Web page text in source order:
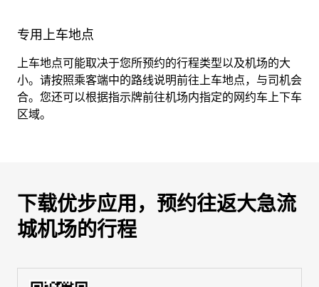
专用上车地点
上车地点可能取决于您所预约的行程类型以及机场的大
小。请按照乘客端中的路线说明前往上车地点，与司机会
合。您还可以根据指示牌前往机场内指定的网约车上下车
区域。
下载优步应用，预约往返大急流
城机场的行程